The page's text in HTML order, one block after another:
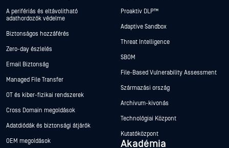
A perifériás és eltávolítható
adathordozók védelme
Biztonságos hozzáférés
Zero-day észlelés
Email Biztonság
Managed File Transfer
OT és kiber-fizikai rendszerek
Cross Domain megoldások
Adatdiódák és biztonsági átjárók
OEM megoldások
Proaktív DLP™
Adaptive Sandbox
Threat Intelligence
SBOM
File-Based Vulnerability Assessment
Származási ország
Archívum-kivonás
Technológiai Központ
Kutatóközpont
Akadémia